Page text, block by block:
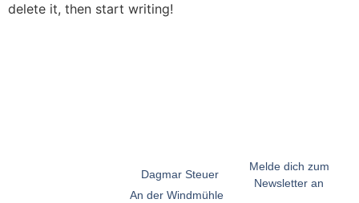
delete it, then start writing!
Dagmar Steuer
An der Windmühle
Melde dich zum
Newsletter an